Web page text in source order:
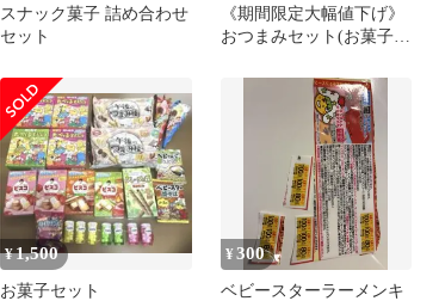
スナック菓子 詰め合わせ
セット
《期間限定大幅値下げ》
おつまみセット(お菓子と
¥1,500
お菓子セット
¥300
ベビースターラーメンキ